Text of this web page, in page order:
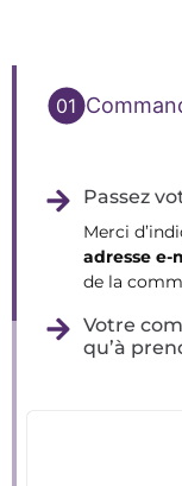
Passez
Merci
adresse e-
de la
Votre
qu’à